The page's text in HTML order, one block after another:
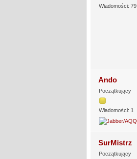
Wiadomości: 79
Ando
Początkujący
Wiadomości: 1
SurMistrz
Początkujący